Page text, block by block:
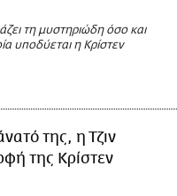
τη μυστηριώδη όσο και
υποδύεται η Κρίστεν
της, η Τζιν
της Κρίστεν